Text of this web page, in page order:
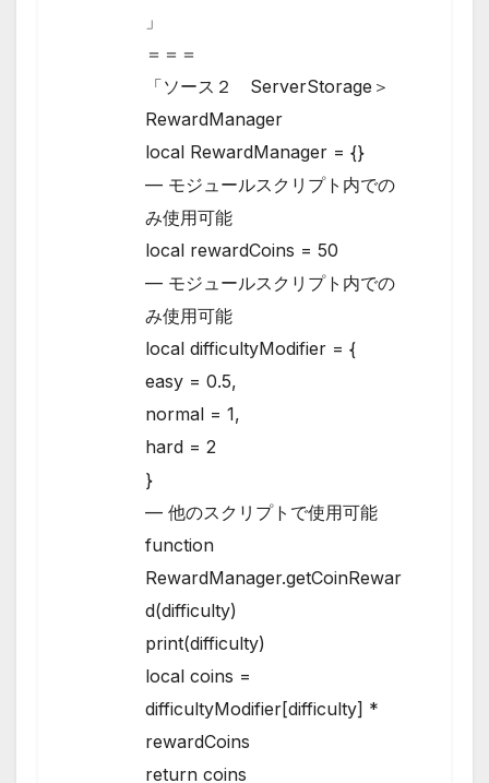
」
＝＝＝
「ソース２ ServerStorage＞
RewardManager
local RewardManager = {}
— モジュールスクリプト内での
み使用可能
local rewardCoins = 50
— モジュールスクリプト内での
み使用可能
local difficultyModifier = {
easy = 0.5,
normal = 1,
hard = 2
}
— 他のスクリプトで使用可能
function
RewardManager.getCoinRewar
d(difficulty)
print(difficulty)
local coins =
difficultyModifier[difficulty] *
rewardCoins
return coins